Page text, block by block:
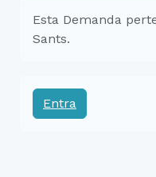
Esta Demanda
Sants.
Entra